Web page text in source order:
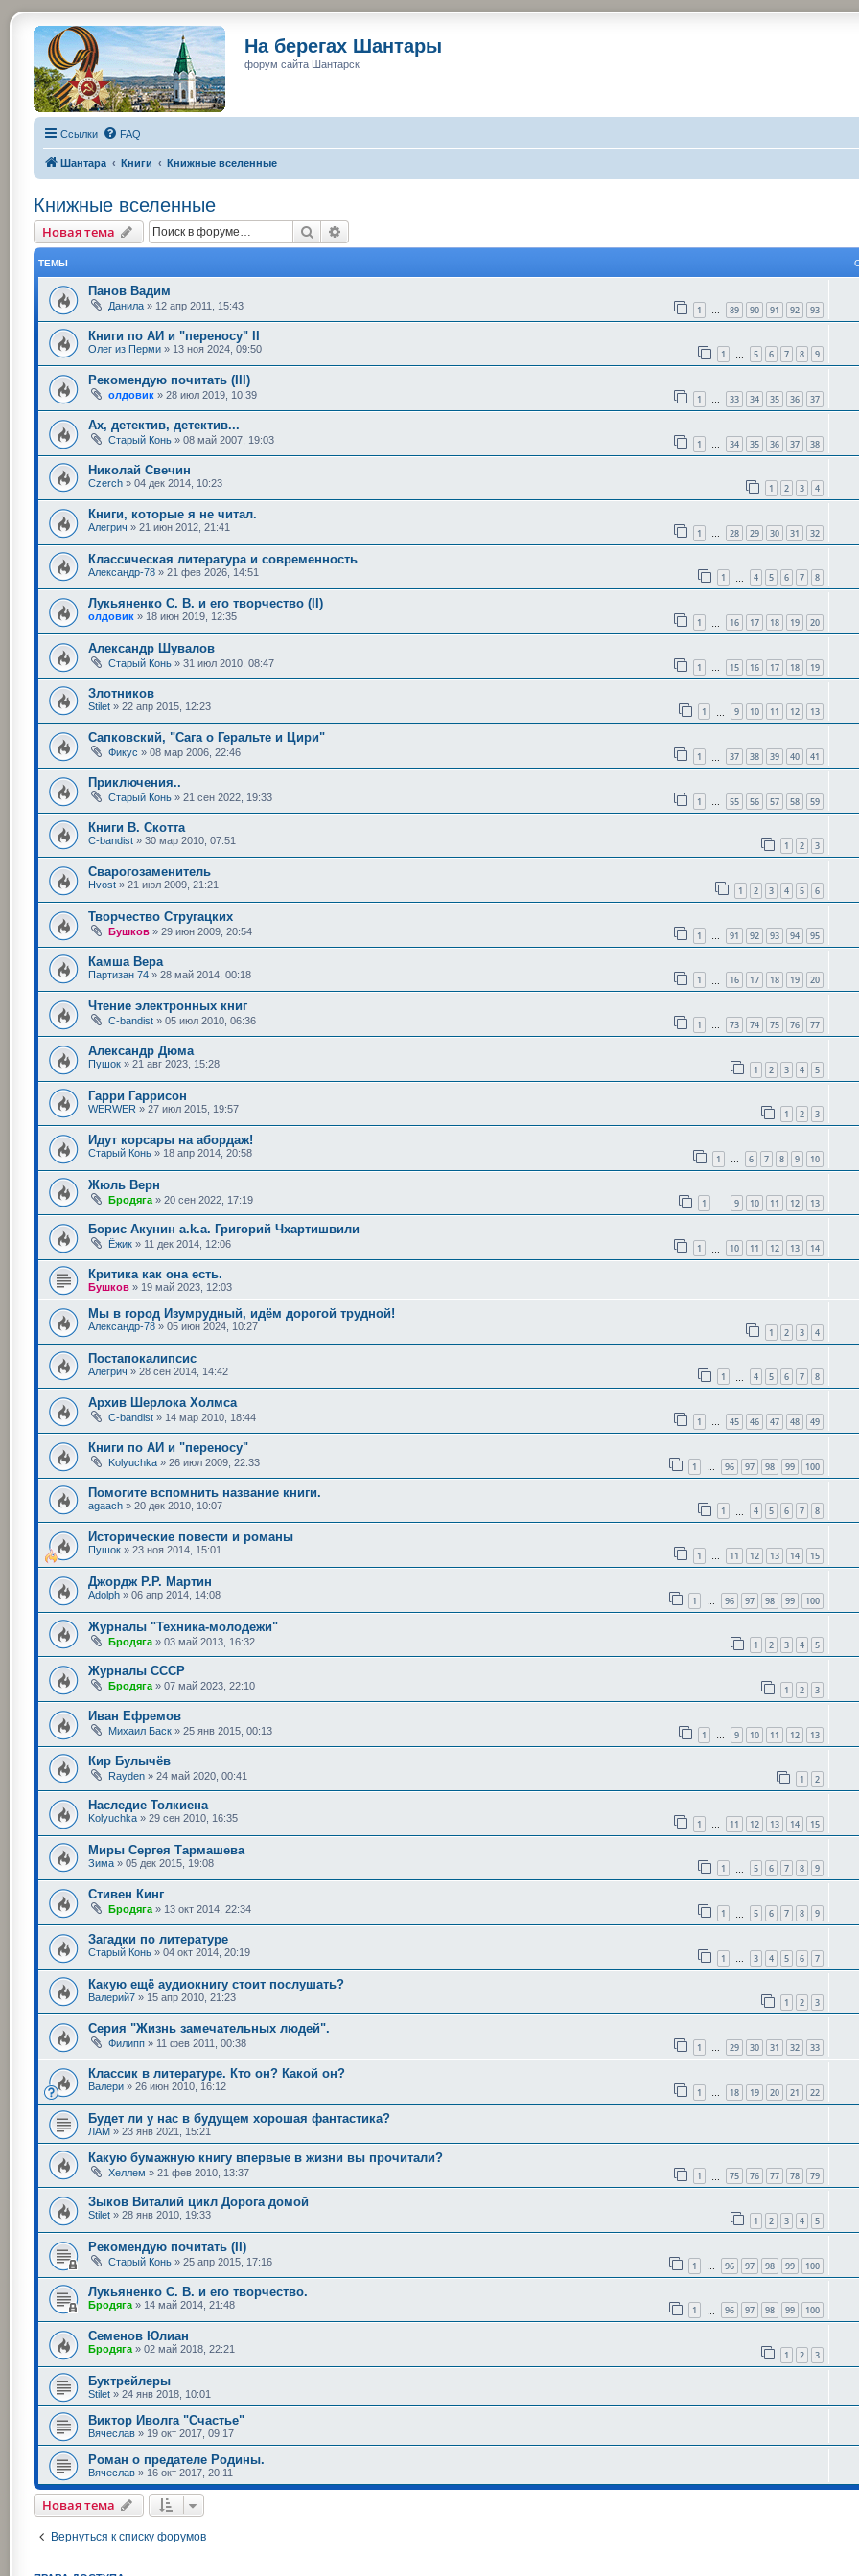
На берегах Шантары
форум сайта Шантарск
Ссылки FAQ
Шантара Книги Книжные вселенные
Книжные вселенные
Новая тема Поиск
ТЕМЫ
Панов Вадим
Данила » 12 апр 2011, 15:43 1 … 89 90 91 92 93
Книги по АИ и "переносу" II
Олег из Перми » 13 ноя 2024, 09:50 1 5 6 7 8 9
Рекомендую почитать (III)
олдовик » 28 июл 2019, 10:39 1 … 33 34 35 36 37
Ах, детектив, детектив...
Старый Конь » 08 май 2007, 19:03 1 … 34 35 36 37 38
Николай Свечин
Czerch » 04 дек 2014, 10:23 1 2 3 4
Книги, которые я не читал.
Алегрич » 21 июн 2012, 21:41 1 … 28 29 30 31 32
Классическая литература и современность
Александр-78 » 21 фев 2026, 14:51 1 4 5 6 7 8
Лукьяненко С. В. и его творчество (II)
олдовик » 18 июн 2019, 12:35 1 16 17 18 19 20
Александр Шувалов
Старый Конь » 31 июл 2010, 08:47 1 … 15 16 17 18 19
Злотников
Stilet » 22 апр 2015, 12:23 1 9 10 11 12 13
Сапковский, "Сага о Геральте и Цири"
Фикус » 08 мар 2006, 22:46 1 37 38 39 40 41
Приключения..
Старый Конь » 21 сен 2022, 19:33 1 … 55 56 57 58 59
Книги В. Скотта
C-bandist » 30 мар 2010, 07:51 1 2 3
Сварогозаменитель
Hvost » 21 июл 2009, 21:21 1 2 3 4 5 6
Творчество Стругацких
Бушков » 29 июн 2009, 20:54 1 … 91 92 93 94 95
Камша Вера
Партизан 74 » 28 май 2014, 00:18 1 16 17 18 19 20
Чтение электронных книг
C-bandist » 05 июл 2010, 06:36 1 … 73 74 75 76 77
Александр Дюма
Пушок » 21 авг 2023, 15:28 1 2 3 4 5
Гарри Гаррисон
WERWER » 27 июл 2015, 19:57 1 2 3
Идут корсары на абордаж!
Старый Конь » 18 апр 2014, 20:58 1 … 6 7 8 9 10
Жюль Верн
Бродяга » 20 сен 2022, 17:19 1 9 10 11 12 13
Борис Акунин a.k.a. Григорий Чхартишвили
Ёжик » 11 дек 2014, 12:06 1 10 11 12 13 14
Критика как она есть.
Бушков » 19 май 2023, 12:03
Мы в город Изумрудный, идём дорогой трудной!
Александр-78 » 05 июн 2024, 10:27 1 2 3 4
Постапокалипсис
Алегрич » 28 сен 2014, 14:42 1 4 5 6 7 8
Архив Шерлока Холмса
C-bandist » 14 мар 2010, 18:44 1 … 45 46 47 48 49
Книги по АИ и "переносу"
Kolyuchka » 26 июл 2009, 22:33 1 … 96 97 98 99 100
Помогите вспомнить название книги.
agaach » 20 дек 2010, 10:07 1 4 5 6 7 8
Исторические повести и романы
Пушок » 23 ноя 2014, 15:01 1 … 11 12 13 14 15
Джордж Р.Р. Мартин
Adolph » 06 апр 2014, 14:08 1 … 96 97 98 99 100
Журналы "Техника-молодежи"
Бродяга » 03 май 2013, 16:32 1 2 3 4 5
Журналы СССР
Бродяга » 07 май 2023, 22:10 1 2 3
Иван Ефремов
Михаил Баск » 25 янв 2015, 00:13 1 9 10 11 12 13
Кир Булычёв
Rayden » 24 май 2020, 00:41 1 2
Наследие Толкиена
Kolyuchka » 29 сен 2010, 16:35 1 … 11 12 13 14 15
Миры Сергея Тармашева
Зима » 05 дек 2015, 19:08 1 5 6 7 8 9
Стивен Кинг
Бродяга» 13 окт 2014, 22:34 1 5 6 7 8 9
Загадки по литературе
Старый Конь » 04 окт 2014, 20:19 1 … 3 4 5 6 7
Какую ещё аудиокнигу стоит послушать?
Валерий7 » 15 апр 2010, 21:23 1 2 3
Серия "Жизнь замечательных людей".
Филипп » 11 фев 2011, 00:38 1 … 29 30 31 32 33
Классик в литературе. Кто он? Какой он?
Валери » 26 июн 2010, 16:12 1 … 18 19 20 21 22
Будет ли у нас в будущем хорошая фантастика?
ЛАМ » 23 янв 2021, 15:21
Какую бумажную книгу впервые в жизни вы прочитали?
Хеллем » 21 фев 2010, 13:37 1 75 76 77 78 79
Зыков Виталий цикл Дорога домой
Stilet » 28 янв 2010, 19:33 1 2 3 4 5
Рекомендую почитать (II)
Старый Конь » 25 апр 2015, 17:16 1 … 96 97 98 99 100
Лукьяненко С. В. и его творчество.
Бродяга » 14 май 2014, 21:48 1 96 97 98 99 100
Семенов Юлиан
Бродяга » 02 май 2018, 22:21 1 2 3
Буктрейлеры
Stilet » 24 янв 2018, 10:01
Виктор Иволга "Счастье"
Вячеслав » 19 окт 2017, 09:17
Роман о предателе Родины.
Вячеслав » 16 окт 2017, 20:11
Новая тема
Вернуться к списку форумов